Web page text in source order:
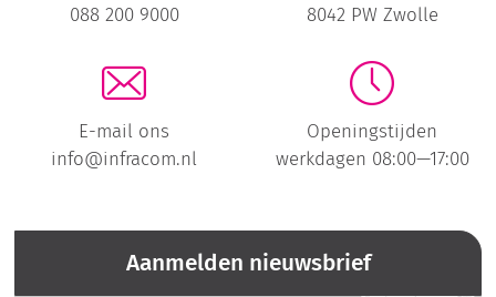
088 200 9000
8042 PW Zwolle
E-mail ons
info@infracom.nl
Openingstijden
werkdagen 08:00—17:00
Aanmelden nieuwsbrief